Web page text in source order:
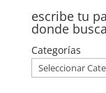
escribe tu
donde
Categorías